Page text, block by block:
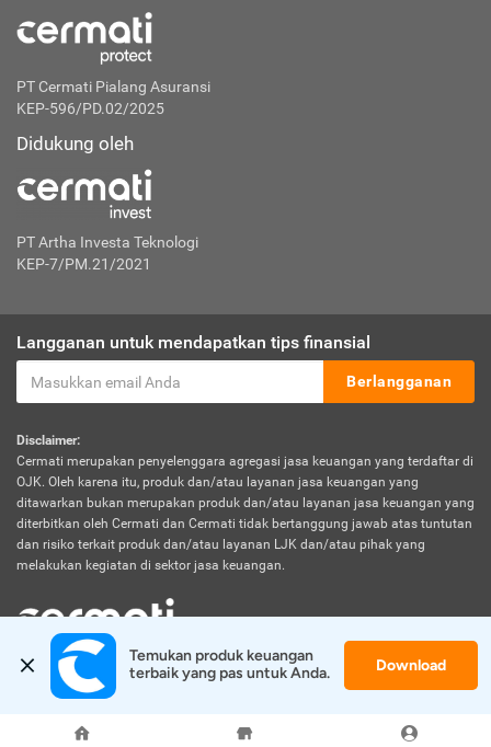
PT Cermati Pialang Asuransi
KEP-596/PD.02/2025
Didukung oleh
PT Artha Investa Teknologi
KEP-7/PM.21/2021
Langganan untuk mendapatkan tips finansial
Berlangganan
Disclaimer:
Cermati merupakan penyelenggara agregasi jasa keuangan yang terdaftar di
OJK. Oleh karena itu, produk dan/atau layanan jasa keuangan yang
ditawarkan bukan merupakan produk dan/atau layanan jasa keuangan yang
diterbitkan oleh Cermati dan Cermati tidak bertanggung jawab atas tuntutan
dan risiko terkait produk dan/atau layanan LJK dan/atau pihak yang
melakukan kegiatan di sektor jasa keuangan.
© 2026 Cermati. All Rights Reserved.
Temukan produk keuangan
terbaik yang pas untuk Anda.
Download